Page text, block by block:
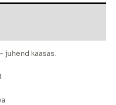
juhend kaasas.